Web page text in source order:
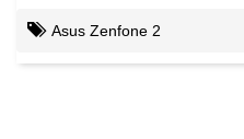
Asus Zenfone 2